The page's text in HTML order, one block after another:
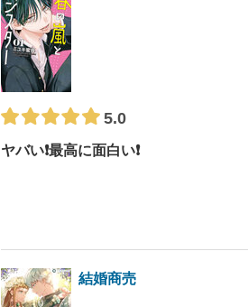
5.0
ヤバい❗️最高に面白い❗️
結婚商売